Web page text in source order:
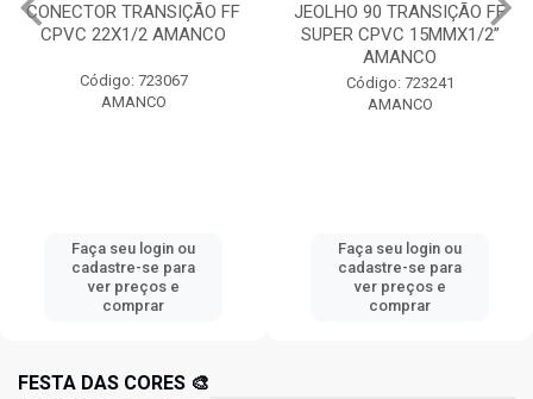
CONECTOR TRANSIÇÃO FF
CPVC 22X1/2 AMANCO
Código: 723067
AMANCO
Faça seu login ou
cadastre-se para
ver preços e
comprar
JEOLHO 90 TRANSIÇÃO FF
SUPER CPVC 15MMX1/2”
AMANCO
Código: 723241
AMANCO
Faça seu login ou
cadastre-se para
ver preços e
comprar
FESTA DAS CORES 🎨